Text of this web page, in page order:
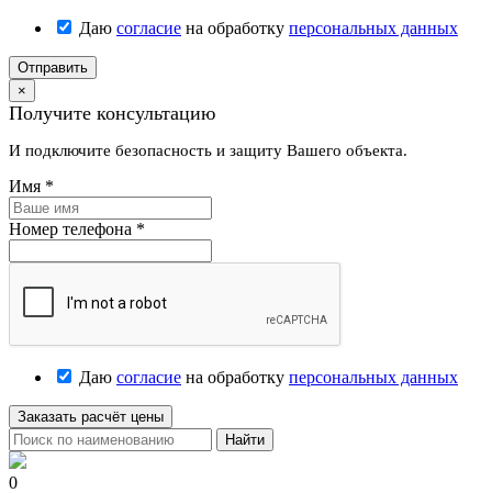
Даю согласие на обработку персональных данных
Отправить
×
Получите консультацию
И подключите безопасность и защиту Вашего объекта.
Имя *
Номер телефона *
Даю согласие на обработку персональных данных
Заказать расчёт цены
Найти
0